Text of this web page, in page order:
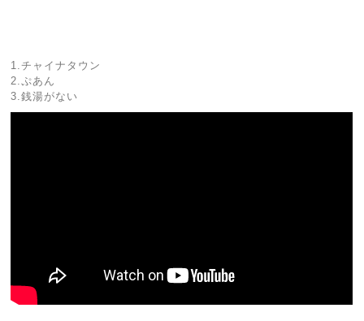
1.チャイナタウン
2.ぷあん
3.銭湯がない